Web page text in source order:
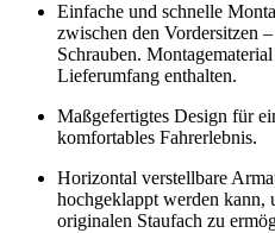
Einfache und schnelle
zwischen den Vordersitzen
Schrauben.
Lieferumfang enthalten.
Maßgefertigtes Design für
komfortables Fahrerlebnis.
Horizontal verstellbare
hochgeklappt werden kann,
originalen Staufach zu